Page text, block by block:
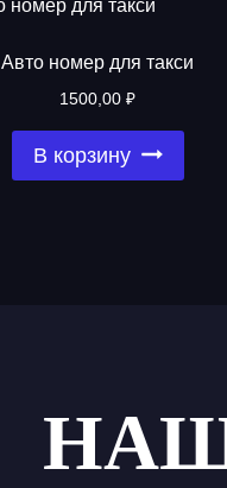
Авто номер для такси
1500,00 ₽
В корзину